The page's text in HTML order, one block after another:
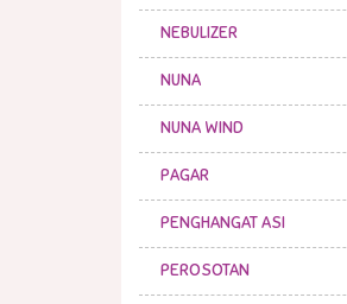
NEBULIZER
NUNA
NUNA WIND
PAGAR
PENGHANGAT ASI
PEROSOTAN